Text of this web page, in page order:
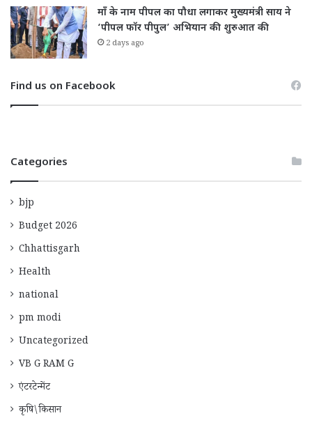
माँ के नाम पीपल का पौधा लगाकर मुख्यमंत्री साय ने
‘पीपल फॉर पीपुल’ अभियान की शुरुआत की
2 days ago
Find us on Facebook
Categories
bjp
Budget 2026
Chhattisgarh
Health
national
pm modi
Uncategorized
VB G RAM G
एंटरटेन्मेंट
कृषि\किसान